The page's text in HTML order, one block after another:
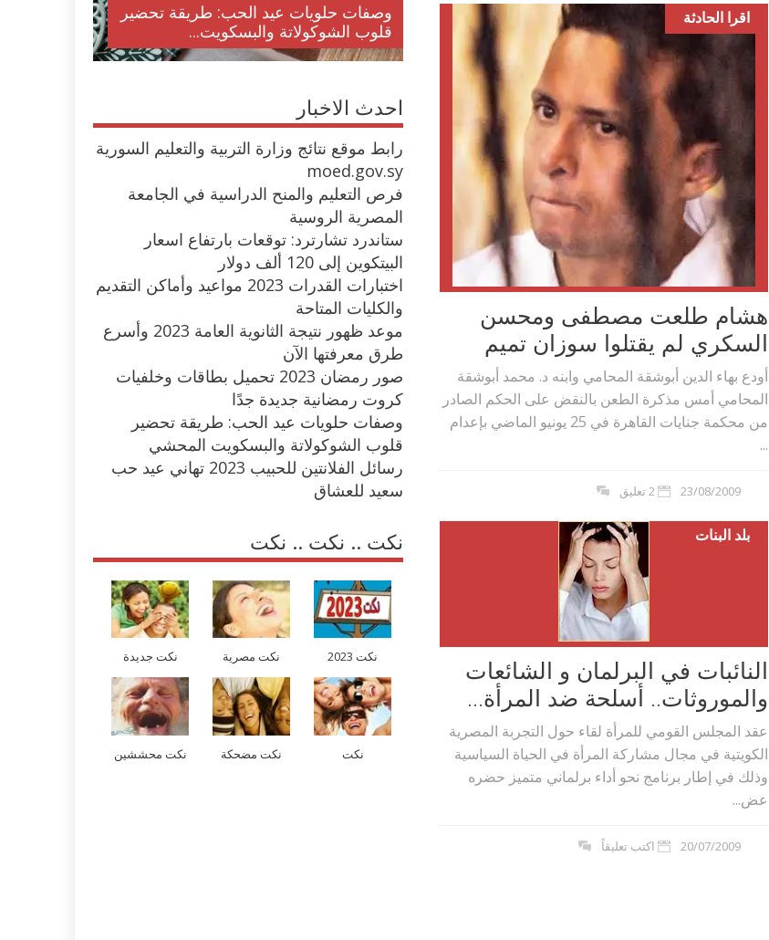
اقرا الحادثة
هشام طلعت مصطفى ومحسن
السكري لم يقتلوا سوزان تميم
أودع بهاء الدين أبوشقة المحامي وابنه د. محمد أبوشقة
المحامي أمس مذكرة الطعن بالنقض على الحكم الصادر
من محكمة جنايات القاهرة في 25 يونيو الماضي بإعدام
...
23/08/2009 2 تعليق
بلد البنات
النائبات في البرلمان و الشائعات
والموروثات.. أسلحة ضد المرأة...
عقد المجلس القومي للمرأة لقاء حول التجربة المصرية
الكويتية في مجال مشاركة المرأة في الحياة السياسية
وذلك في إطار برنامج نحو أداء برلماني متميز حضره
عض...
20/07/2009 اكتب تعليقاً
وصفات حلويات عيد الحب: طريقة تحضير
قلوب الشوكولاتة والبسكويت...
وصفات أكلات عيد راس السنة الميلادية
والميلاد المجيد الكريسما...
احدث الاخبار
رابط موقع نتائج وزارة التربية والتعليم السورية
moed.gov.sy
فرص التعليم والمنح الدراسية في الجامعة
المصرية الروسية
ستاندرد تشارترد: توقعات بارتفاع اسعار
البيتكوين إلى 120 ألف دولار
اختبارات القدرات 2023 مواعيد وأماكن التقديم
والكليات المتاحة
موعد ظهور نتيجة الثانوية العامة 2023 وأسرع
طرق معرفتها الآن
صور رمضان 2023 تحميل بطاقات وخلفيات
كروت رمضانية جديدة جدًا
وصفات حلويات عيد الحب: طريقة تحضير
قلوب الشوكولاتة والبسكويت المحشي
رسائل الفلانتين للحبيب 2023 تهاني عيد حب
سعيد للعشاق
نكت .. نكت .. نكت
نكت 2023 نكت مصرية نكت جديدة
نكت نكت مضحكة نكت محششين